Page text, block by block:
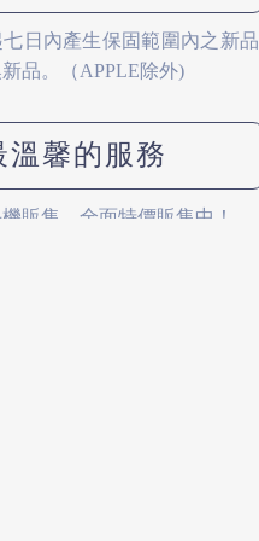
七日內產生保固範圍內之新品
品。（APPLE除外)
溫馨的服務
販售，全面特價販售中！